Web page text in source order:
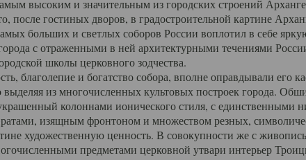
высоким и значительным из городских строений
после гостиных дворов, в градостроительной картине
больших и светлых соборов России воплотил в себе
с отраженными в ней архитектурными течениями
школы церковного зодчества.
благолепие и богатство собора, вполне оправдывали его
выделяя из многочисленных культовых построек города.
колоннами ионического стиля, с единственными
изящным фронтоном и множеством резных,
художественную ценность. В совокупности же с
предметами церковной утвари интерьер